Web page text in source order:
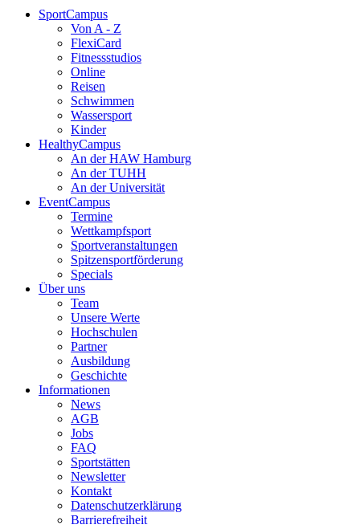
SportCampus
Von A - Z
FlexiCard
Fitnessstudios
Online
Reisen
Schwimmen
Wassersport
Kinder
HealthyCampus
An der HAW Hamburg
An der TUHH
An der Universität
EventCampus
Termine
Wettkampfsport
Sportveranstaltungen
Spitzensportförderung
Specials
Über uns
Team
Unsere Werte
Hochschulen
Partner
Ausbildung
Geschichte
Informationen
News
AGB
Jobs
FAQ
Sportstätten
Newsletter
Kontakt
Datenschutzerklärung
Barrierefreiheit